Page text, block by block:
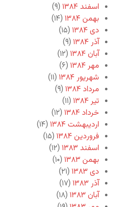
اسفند ۱۳۸۴
(۹)
بهمن ۱۳۸۴
(۱۴)
دی ۱۳۸۴
(۱۵)
آذر ۱۳۸۴
(۹)
آبان ۱۳۸۴
(۱۲)
مهر ۱۳۸۴
(۶)
شهریور ۱۳۸۴
(۱۱)
مرداد ۱۳۸۴
(۹)
تیر ۱۳۸۴
(۱۱)
خرداد ۱۳۸۴
(۱۲)
اردیبهشت ۱۳۸۴
(۱۴)
فروردین ۱۳۸۴
(۱۵)
اسفند ۱۳۸۳
(۱۲)
بهمن ۱۳۸۳
(۱۰)
دی ۱۳۸۳
(۲۱)
آذر ۱۳۸۳
(۱۷)
آبان ۱۳۸۳
(۱۸)